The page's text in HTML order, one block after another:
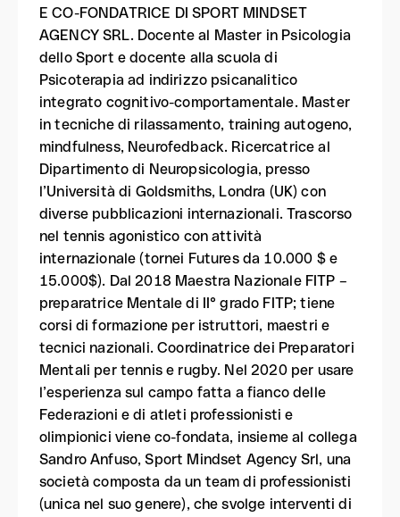
E CO-FONDATRICE DI SPORT MINDSET
AGENCY SRL. Docente al Master in Psicologia
dello Sport e docente alla scuola di
Psicoterapia ad indirizzo psicanalitico
integrato cognitivo-comportamentale. Master
in tecniche di rilassamento, training autogeno,
mindfulness, Neurofedback. Ricercatrice al
Dipartimento di Neuropsicologia, presso
l’Università di Goldsmiths, Londra (UK) con
diverse pubblicazioni internazionali. Trascorso
nel tennis agonistico con attività
internazionale (tornei Futures da 10.000 $ e
15.000$). Dal 2018 Maestra Nazionale FITP –
preparatrice Mentale di II° grado FITP; tiene
corsi di formazione per istruttori, maestri e
tecnici nazionali. Coordinatrice dei Preparatori
Mentali per tennis e rugby. Nel 2020 per usare
l’esperienza sul campo fatta a fianco delle
Federazioni e di atleti professionisti e
olimpionici viene co-fondata, insieme al collega
Sandro Anfuso, Sport Mindset Agency Srl, una
società composta da un team di professionisti
(unica nel suo genere), che svolge interventi di